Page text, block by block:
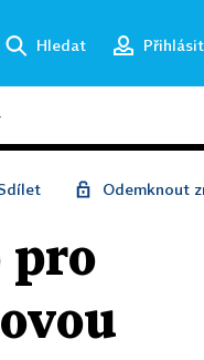
Hledat
Odemknout
pro